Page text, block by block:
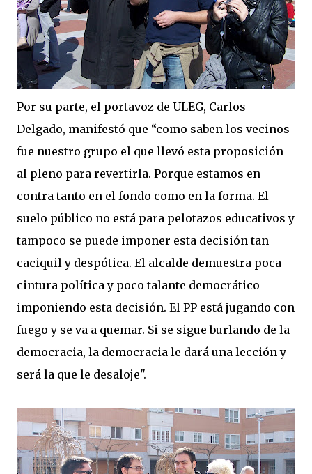
Por su parte, el portavoz de ULEG, Carlos
Delgado, manifestó que “como saben los vecinos
fue nuestro grupo el que llevó esta proposición
al pleno para revertirla. Porque estamos en
contra tanto en el fondo como en la forma. El
suelo público no está para pelotazos educativos y
tampoco se puede imponer esta decisión tan
caciquil y despótica. El alcalde demuestra poca
cintura política y poco talante democrático
imponiendo esta decisión. El PP está jugando con
fuego y se va a quemar. Si se sigue burlando de la
democracia, la democracia le dará una lección y
será la que le desaloje".